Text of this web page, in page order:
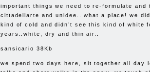
important things we need to re-formulate and
cittadellarte and unidee.. what a place! we
kind of cold and didn’t see this kind of white
years..white, dry and thin air..
sansicario 38Kb
we spend two days here, sit together all day